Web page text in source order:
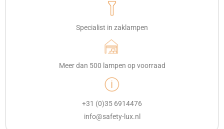
Specialist in zaklampen
Meer dan 500 lampen op voorraad
+31 (0)35 6914476
info@safety-lux.nl